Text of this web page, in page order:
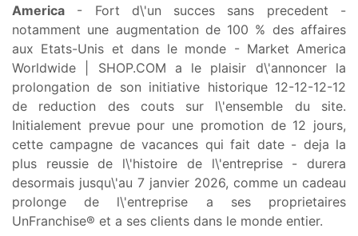
America - Fort d\'un succes sans precedent -
notamment une augmentation de 100 % des affaires
aux Etats-Unis et dans le monde - Market America
Worldwide | SHOP.COM a le plaisir d\'annoncer la
prolongation de son initiative historique 12-12-12-12
de reduction des couts sur l\'ensemble du site.
Initialement prevue pour une promotion de 12 jours,
cette campagne de vacances qui fait date - deja la
plus reussie de l\'histoire de l\'entreprise - durera
desormais jusqu\'au 7 janvier 2026, comme un cadeau
prolonge de l\'entreprise a ses proprietaires
UnFranchise® et a ses clients dans le monde entier.